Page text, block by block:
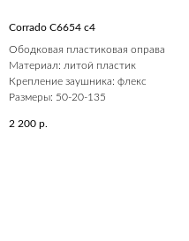
Corrado C6654 c4
Ободковая пластиковая оправа
Материал: литой пластик
Крепление заушника: флекс
Размеры: 50-20-135
2 200 р.